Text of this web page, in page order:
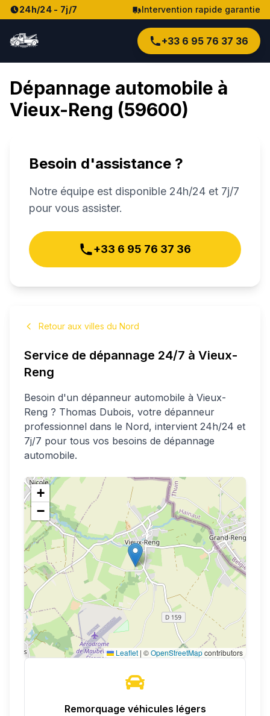
24h/24 - 7j/7 Intervention rapide garantie
+33 6 95 76 37 36
Dépannage automobile à
Vieux-Reng (59600)
Besoin d'assistance ?
Notre équipe est disponible 24h/24 et 7j/7
pour vous assister.
+33 6 95 76 37 36
Retour aux villes du Nord
Service de dépannage 24/7 à Vieux-
Reng
Besoin d'un dépanneur automobile à Vieux-
Reng ? Thomas Dubois, votre dépanneur
professionnel dans le Nord, intervient 24h/24 et
7j/7 pour tous vos besoins de dépannage
automobile.
+
−
Leaflet | ©OpenStreetMapcontributors
Remorquage véhicules légers